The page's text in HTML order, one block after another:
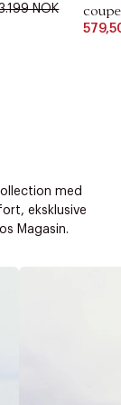
NOK
med
eksklusive
Magasin.